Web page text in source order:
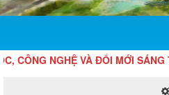
NGHỆ VÀ ĐỔI MỚI SÁNG